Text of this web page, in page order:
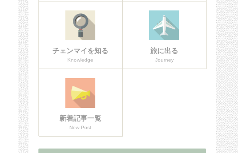
チェンマイを知る
Knowledge
旅に出る
Journey
新着記事一覧
New Post